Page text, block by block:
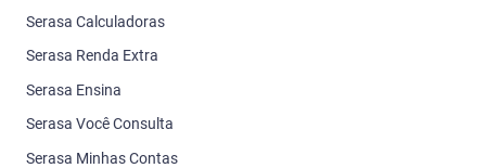
Serasa Calculadoras
Serasa Renda Extra
Serasa Ensina
Serasa Você Consulta
Serasa Minhas Contas